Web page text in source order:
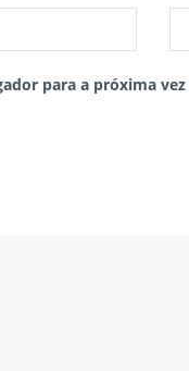
para a próxima